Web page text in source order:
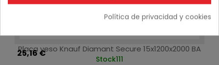
Placa yeso Knauf Diamant Secure 15x1200x2000 BA
25,16 €
Stock111
Política de privacidad y cookies